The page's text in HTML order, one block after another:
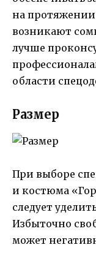
на протяжении
возникают
лучше
области
Размер
При выборе
и костюма
следует
Избыточно
может